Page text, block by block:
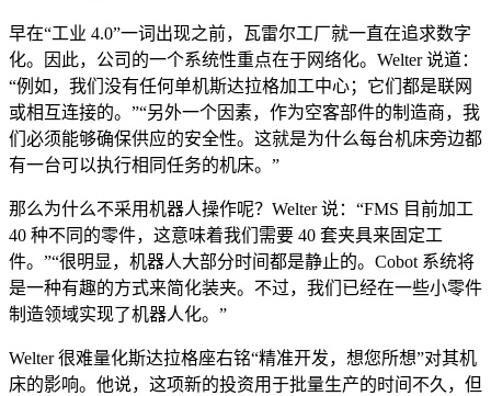
早在“工业 4.0”一词出现之前，瓦雷尔工厂就一直在追求数字
化。因此，公司的一个系统性重点在于网络化。Welter 说道：
“例如，我们没有任何单机斯达拉格加工中心；它们都是联网
或相互连接的。”“另外一个因素，作为空客部件的制造商，我
们必须能够确保供应的安全性。这就是为什么每台机床旁边都
有一台可以执行相同任务的机床。”
那么为什么不采用机器人操作呢？Welter 说：“FMS 目前加工
40 种不同的零件，这意味着我们需要 40 套夹具来固定工
件。”“很明显，机器人大部分时间都是静止的。Cobot 系统将
是一种有趣的方式来简化装夹。不过，我们已经在一些小零件
制造领域实现了机器人化。”
Welter 很难量化斯达拉格座右铭“精准开发，想您所想”对其机
床的影响。他说，这项新的投资用于批量生产的时间不久，但